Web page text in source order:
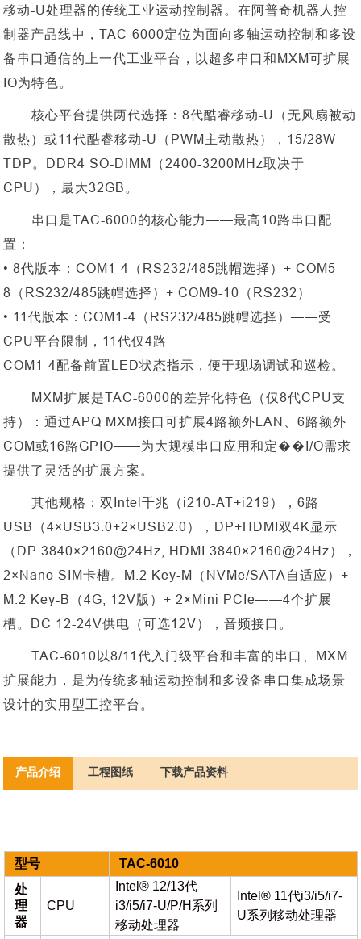
移动-U处理器的传统工业运动控制器。在阿普奇机器人控
制器产品线中，TAC-6000定位为面向多轴运动控制和多设
备串口通信的上一代工业平台，以超多串口和MXM可扩展
IO为特色。
核心平台提供两代选择：8代酷睿移动-U（无风扇被动
散热）或11代酷睿移动-U（PWM主动散热），15/28W
TDP。DDR4 SO-DIMM（2400-3200MHz取决于
CPU），最大32GB。
串口是TAC-6000的核心能力——最高10路串口配
置：
• 8代版本：COM1-4（RS232/485跳帽选择）+ COM5-
8（RS232/485跳帽选择）+ COM9-10（RS232）
• 11代版本：COM1-4（RS232/485跳帽选择）——受
CPU平台限制，11代仅4路
COM1-4配备前置LED状态指示，便于现场调试和巡检。
MXM扩展是TAC-6000的差异化特色（仅8代CPU支
持）：通过APQ MXM接口可扩展4路额外LAN、6路额外
COM或16路GPIO——为大规模串口应用和定��I/O需求
提供了灵活的扩展方案。
其他规格：双 Intel千兆（i210-AT+i219），6路
USB（4×USB3.0+2×USB2.0），DP+HDMI双4K显示
（DP 3840×2160@24Hz, HDMI 3840×2160@24Hz），
2×Nano SIM卡槽。M.2 Key-M（NVMe/SATA自适应）+
M.2 Key-B（4G, 12V版）+ 2×Mini PCIe——4个扩展
槽。DC 12-24V供电（可选12V），音频接口。
TAC-6010以8/11代入门级平台和丰富的串口、MXM
扩展能力，是为传统多轴运动控制和多设备串口集成场景
设计的实用型工控平台。
产品介绍 工程图纸 下载产品资料
型号 TAC-6010
处
理
器
CPU
Intel® 12/13代
i3/i5/i7-U/P/H系列
移动处理器
Intel® 11代i3/i5/i7-
U系列移动处理器